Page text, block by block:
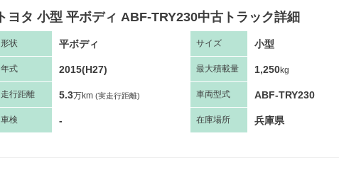
トヨタ 小型 平ボディ ABF-TRY230中古トラック詳細
形状 平ボディ サイズ 小型
年式 2015(H27) 最大積載量 1,250kg
走行距離 5.3万km (実走行距離) 車両型式 ABF-TRY230
車検 - 在庫場所 兵庫県